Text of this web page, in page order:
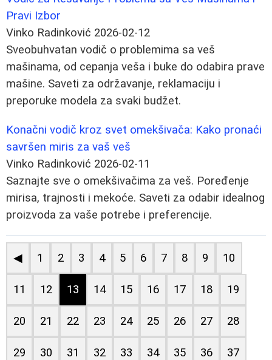
Pravi Izbor
Vinko Radinković 2026-02-12
Sveobuhvatan vodič o problemima sa veš
mašinama, od cepanja veša i buke do odabira prave
mašine. Saveti za održavanje, reklamaciju i
preporuke modela za svaki budžet.
Konačni vodič kroz svet omekšivača: Kako pronaći
savršen miris za vaš veš
Vinko Radinković 2026-02-11
Saznajte sve o omekšivačima za veš. Poređenje
mirisa, trajnosti i mekoće. Saveti za odabir idealnog
proizvoda za vaše potrebe i preferencije.
◀ 1 2 3 4 5 6 7 8 9 10
11 12 13 14 15 16 17 18 19
20 21 22 23 24 25 26 27 28
29 30 31 32 33 34 35 36 37